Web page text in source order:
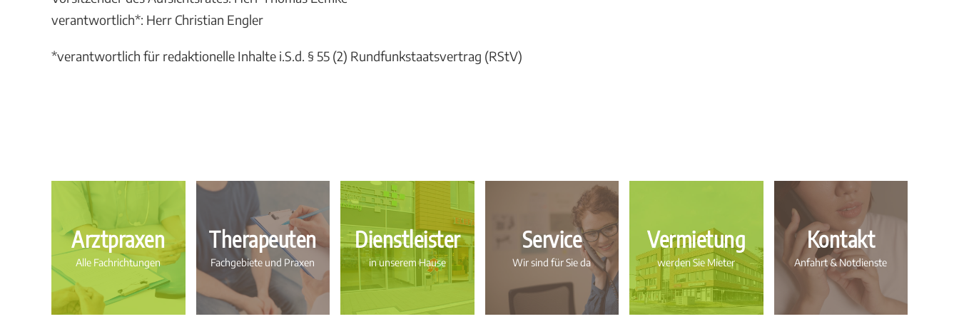
verantwortlich*: Herr Christian Engler
*verantwortlich für redaktionelle Inhalte i.S.d. § 55 (2) Rundfunkstaatsvertrag (RStV)
Arztpraxen
Alle Fachrichtungen
Therapeuten
Fachgebiete und Praxen
Dienstleister
in unserem Hause
Service
Wir sind für Sie da
Vermietung
werden Sie Mieter
Kontakt
Anfahrt & Notdienste